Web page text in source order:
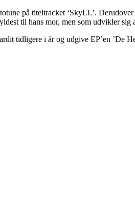
på titeltracket ‘SkyLL’.
til hans mor, men som udvikler
tidligere i år og udgive EP’en ’De